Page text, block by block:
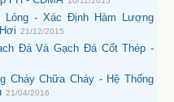
Lỏng - Xác Định Hàm Lượng
21/12/2015
Đá Và Gạch Đá Cốt Thép -
Cháy Chữa Cháy - Hệ Thống
21/04/2016